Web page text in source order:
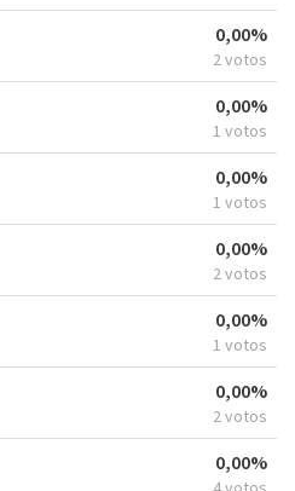
0,00%
2 votos
0,00%
1 votos
0,00%
1 votos
0,00%
2 votos
0,00%
1 votos
0,00%
2 votos
0,00%